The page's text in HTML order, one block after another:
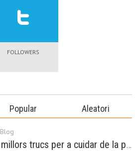
FOLLOWERS
Popular Aleatori
Blog
Els 10 millors trucs per a cuidar de la pell a la primavera